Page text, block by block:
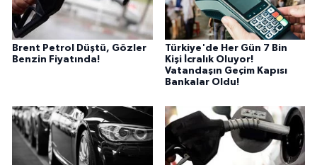
Brent Petrol Düştü, Gözler
Benzin Fiyatında!
Türkiye'de Her Gün 7 Bin
Kişi İcralık Oluyor!
Vatandaşın Geçim Kapısı
Bankalar Oldu!